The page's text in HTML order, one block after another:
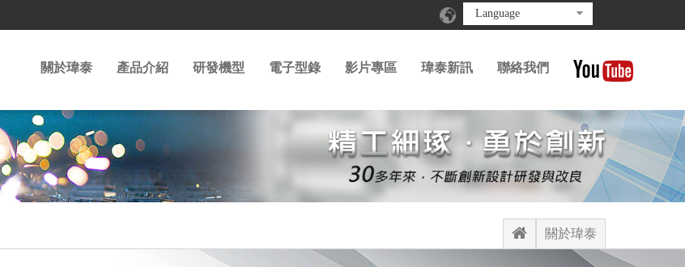
Language
關於瑋泰 產品介紹 研發機型 電子型錄 影片專區 瑋泰新訊 聯絡我們
關於瑋泰